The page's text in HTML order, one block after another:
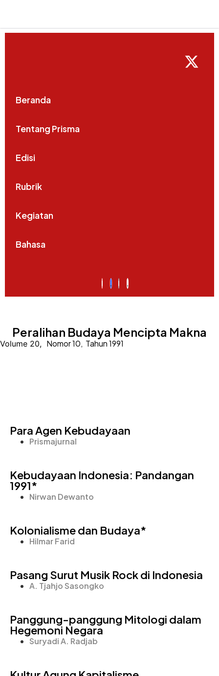
Beranda
Tentang Prisma
Edisi
Rubrik
Kegiatan
Bahasa
Peralihan Budaya Mencipta Makna
Volume 20, Nomor 10, Tahun 1991
Para Agen Kebudayaan
Prismajurnal
Kebudayaan Indonesia: Pandangan
1991*
Nirwan Dewanto
Kolonialisme dan Budaya*
Hilmar Farid
Pasang Surut Musik Rock di Indonesia
A. Tjahjo Sasongko
Panggung-panggung Mitologi dalam
Hegemoni Negara
Suryadi A. Radjab